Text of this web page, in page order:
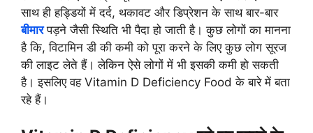
साथ ही हड्डियों में दर्द, थकावट और डिप्रेशन के साथ बार-बार
बीमारपड़ने जैसी स्थिति भी पैदा हो जाती है। कुछ लोगों का मानना
है कि, विटामिन डी की कमी को पूरा करने के लिए कुछ लोग सूरज
की लाइट लेते हैं। लेकिन ऐसे लोगों में भी इसकी कमी हो सकती
है। इसलिए वह Vitamin D Deficiency Food के बारे में बता
रहे हैं।